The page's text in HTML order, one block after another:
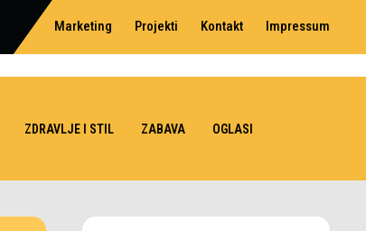
Marketing Projekti Kontakt Impressum
ZDRAVLJE I STIL ZABAVA OGLASI